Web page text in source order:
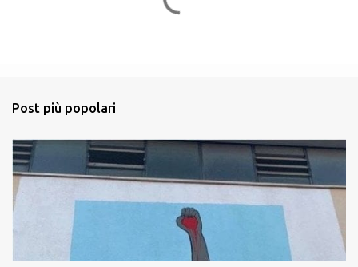
i
Post più popolari